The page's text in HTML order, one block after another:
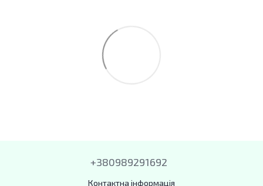
+380989291692
Контактна інформація